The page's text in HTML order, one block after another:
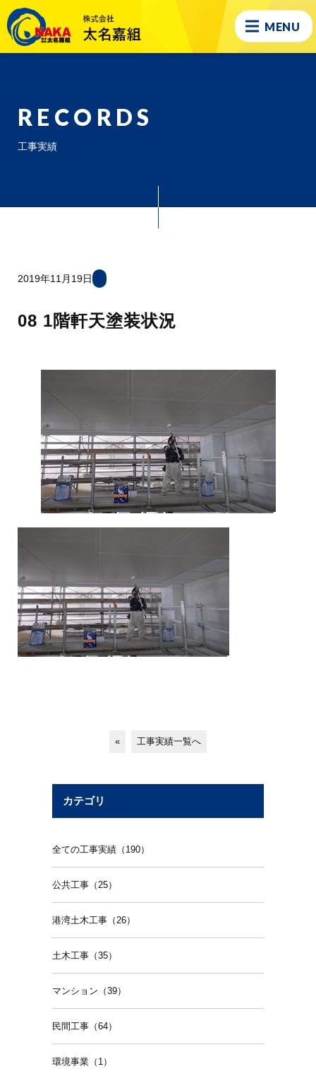
MENU
RECORDS
工事実績
2019年11月19日
08 1階軒天塗装状況
« 工事実績一覧へ
カテゴリ
全ての工事実績（190）
公共工事（25）
港湾土木工事（26）
土木工事（35）
マンション（39）
民間工事（64）
環境事業（1）